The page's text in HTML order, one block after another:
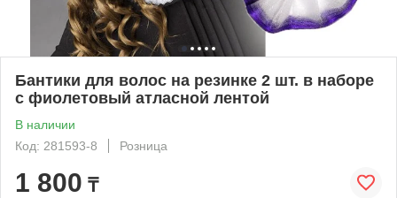
Бантики для волос на резинке 2 шт. в наборе
с фиолетовый атласной лентой
В наличии
Код: 281593-8
Розница
1 800 ₸